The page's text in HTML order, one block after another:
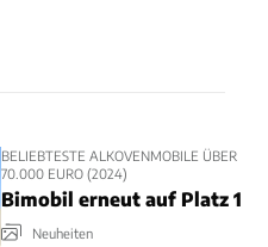
BELIEBTESTE ALKOVENMOBILE ÜBER
70.000 EURO (2024)
Bimobil erneut auf Platz 1
Neuheiten